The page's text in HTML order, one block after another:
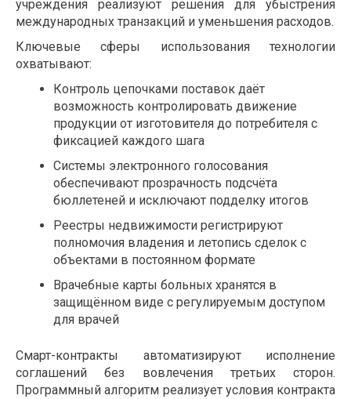
учреждения реализуют решения для убыстрения
международных транзакций и уменьшения расходов.
Ключевые сферы использования технологии
охватывают:
Контроль цепочками поставок даёт
возможность контролировать движение
продукции от изготовителя до потребителя с
фиксацией каждого шага
Системы электронного голосования
обеспечивают прозрачность подсчёта
бюллетеней и исключают подделку итогов
Реестры недвижимости регистрируют
полномочия владения и летопись сделок с
объектами в постоянном формате
Врачебные карты больных хранятся в
защищённом виде с регулируемым доступом
для врачей
Смарт-контракты автоматизируют исполнение
соглашений без вовлечения третьих сторон.
Программный алгоритм реализует условия контракта